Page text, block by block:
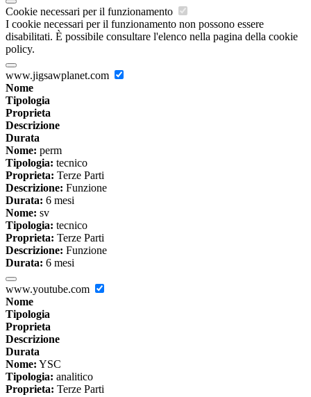
Cookie necessari per il funzionamento
I cookie necessari per il funzionamento non possono essere
disabilitati. È possibile consultare l'elenco nella pagina della cookie
policy.
www.jigsawplanet.com
Nome
Tipologia
Proprieta
Descrizione
Durata
Nome: perm
Tipologia: tecnico
Proprieta: Terze Parti
Descrizione: Funzione
Durata: 6 mesi
Nome: sv
Tipologia: tecnico
Proprieta: Terze Parti
Descrizione: Funzione
Durata: 6 mesi
www.youtube.com
Nome
Tipologia
Proprieta
Descrizione
Durata
Nome: YSC
Tipologia: analitico
Proprieta: Terze Parti